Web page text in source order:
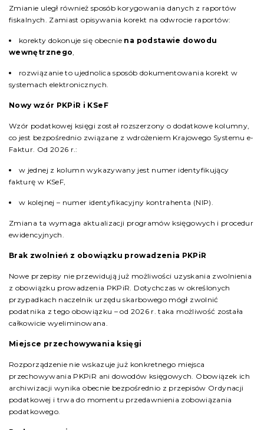
Zmianie uległ również sposób korygowania danych z raportów
fiskalnych. Zamiast opisywania korekt na odwrocie raportów:
korekty dokonuje się obecnie na podstawie dowodu
wewnętrznego,
rozwiązanie to ujednolica sposób dokumentowania korekt w
systemach elektronicznych.
Nowy wzór PKPiR i KSeF
Wzór podatkowej księgi został rozszerzony o dodatkowe kolumny,
co jest bezpośrednio związane z wdrożeniem Krajowego Systemu e-
Faktur. Od 2026 r.:
w jednej z kolumn wykazywany jest numer identyfikujący
fakturę w KSeF,
w kolejnej – numer identyfikacyjny kontrahenta (NIP).
Zmiana ta wymaga aktualizacji programów księgowych i procedur
ewidencyjnych.
Brak zwolnień z obowiązku prowadzenia PKPiR
Nowe przepisy nie przewidują już możliwości uzyskania zwolnienia
z obowiązku prowadzenia PKPiR. Dotychczas w określonych
przypadkach naczelnik urzędu skarbowego mógł zwolnić
podatnika z tego obowiązku – od 2026 r. taka możliwość została
całkowicie wyeliminowana.
Miejsce przechowywania księgi
Rozporządzenie nie wskazuje już konkretnego miejsca
przechowywania PKPiR ani dowodów księgowych. Obowiązek ich
archiwizacji wynika obecnie bezpośrednio z przepisów Ordynacji
podatkowej i trwa do momentu przedawnienia zobowiązania
podatkowego.